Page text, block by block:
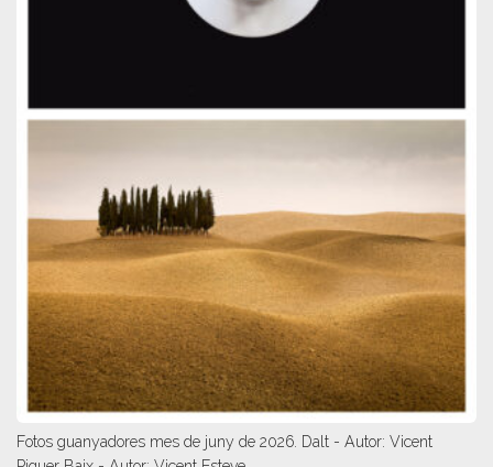
Fotos guanyadores mes de juny de 2026. Dalt - Autor: Vicent